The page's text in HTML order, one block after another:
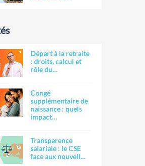
Départ à la retraite
: droits, calcul et
rôle du…
Congé
supplémentaire de
naissance : quels
impact…
Transparence
salariale : le CSE
face aux nouvell…